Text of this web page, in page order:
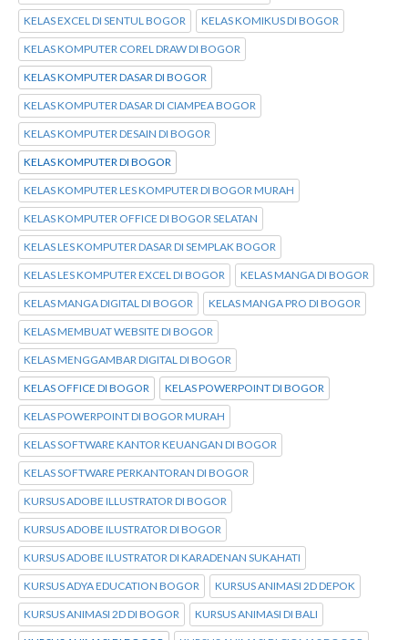
KELAS EXCEL DI SENTUL BOGOR KELAS KOMIKUS DI BOGOR
KELAS KOMPUTER COREL DRAW DI BOGOR
KELAS KOMPUTER DASAR DI BOGOR
KELAS KOMPUTER DASAR DI CIAMPEA BOGOR
KELAS KOMPUTER DESAIN DI BOGOR
KELAS KOMPUTER DI BOGOR
KELAS KOMPUTER LES KOMPUTER DI BOGOR MURAH
KELAS KOMPUTER OFFICE DI BOGOR SELATAN
KELAS LES KOMPUTER DASAR DI SEMPLAK BOGOR
KELAS LES KOMPUTER EXCEL DI BOGOR KELAS MANGA DI BOGOR
KELAS MANGA DIGITAL DI BOGOR KELAS MANGA PRO DI BOGOR
KELAS MEMBUAT WEBSITE DI BOGOR
KELAS MENGGAMBAR DIGITAL DI BOGOR
KELAS OFFICE DI BOGOR KELAS POWERPOINT DI BOGOR
KELAS POWERPOINT DI BOGOR MURAH
KELAS SOFTWARE KANTOR KEUANGAN DI BOGOR
KELAS SOFTWARE PERKANTORAN DI BOGOR
KURSUS ADOBE ILLUSTRATOR DI BOGOR
KURSUS ADOBE ILUSTRATOR DI BOGOR
KURSUS ADOBE ILUSTRATOR DI KARADENAN SUKAHATI
KURSUS ADYA EDUCATION BOGOR KURSUS ANIMASI 2D DEPOK
KURSUS ANIMASI 2D DI BOGOR KURSUS ANIMASI DI BALI